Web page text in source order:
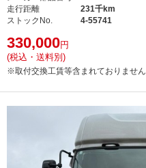
走行距離
231千km
ストックNo.
4-55741
330,000円
(税込・送料別)
※取付交換工賃等含まれておりません